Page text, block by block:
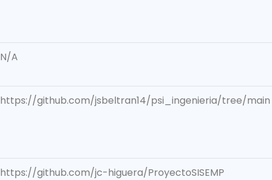
N/A
https://github.com/jsbeltran14/psi_ingenieria/tree/main
https://github.com/jc-higuera/ProyectoSISEMP